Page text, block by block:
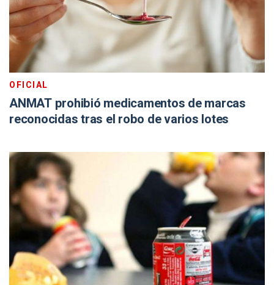
OFICIAL
ANMAT prohibió medicamentos de marcas
reconocidas tras el robo de varios lotes